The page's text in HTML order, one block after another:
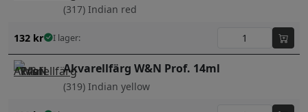
(317) Indian red
132 kr I lager:
Akvarellfärg W&N Prof. 14ml
(319) Indian yellow